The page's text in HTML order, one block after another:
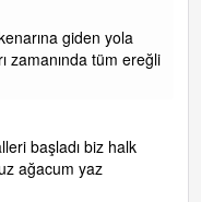
giden yola
zamanında tüm ereğli
başladı biz halk
ağacum yaz